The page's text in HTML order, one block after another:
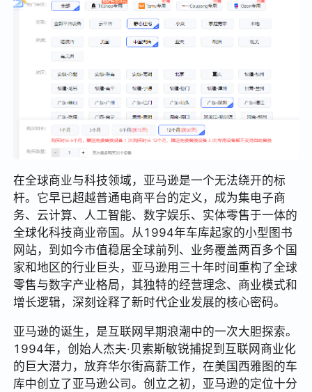
在全球商业与科技领域，亚马逊是一个无法绕开的标
杆。它早已超越普通电商平台的定义，成为集电子商
务、云计算、人工智能、数字娱乐、实体零售于一体的
全球化科技商业帝国。从1994年车库起家的小型图书
网站，到如今市值稳居全球前列、业务覆盖两百多个国
家和地区的行业巨头，亚马逊用三十年时间重构了全球
零售与数字产业格局，其独特的经营理念、商业模式和
增长逻辑，深刻诠释了新时代企业发展的核心密码。
亚马逊的诞生，是互联网早期浪潮中的一次大胆探索。
1994年，创始人杰夫·贝索斯敏锐捕捉到互联网商业化
的巨大潜力，放弃华尔街高薪工作，在美国西雅图的车
库中创立了亚马逊公司。创立之初，亚马逊的定位十分